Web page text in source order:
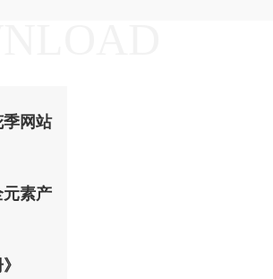
季网站
素产